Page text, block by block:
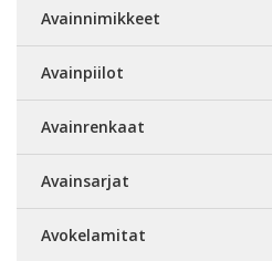
Avainnimikkeet
Avainpiilot
Avainrenkaat
Avainsarjat
Avokelamitat